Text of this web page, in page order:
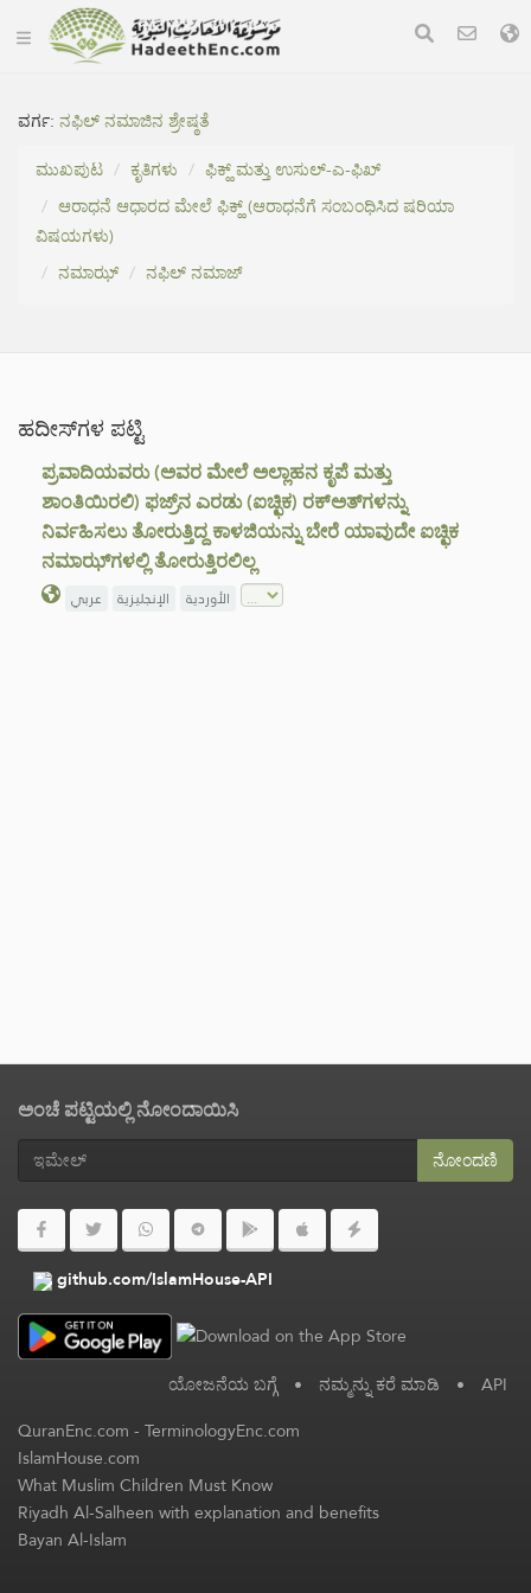
ವರ್ಗ:ನಫಿಲ್‌ ನಮಾಜಿನ ಶ್ರೇಷ್ಠತೆ
ಮುಖಪುಟ
ಕೃತಿಗಳು
ಫಿಕ್ಹ್ ಮತ್ತು ಉಸುಲ್-ಎ-ಫಿಖ್
ಆರಾಧನೆ ಆಧಾರದ ಮೇಲೆ ಫಿಕ್ಹ್ (ಆರಾಧನೆಗೆ ಸಂಬಂಧಿಸಿದ ಷರಿಯಾ
ವಿಷಯಗಳು)
ನಮಾಝ್
ನಫಿಲ್‌ ನಮಾಜ್
ಹದೀಸ್‌ಗಳ ಪಟ್ಟಿ
ಪ್ರವಾದಿಯವರು (ಅವರ ಮೇಲೆ ಅಲ್ಲಾಹನ ಕೃಪೆ ಮತ್ತು
ಶಾಂತಿಯಿರಲಿ) ಫಜ್ರ್‌ನ ಎರಡು (ಐಚ್ಛಿಕ) ರಕ್‌ಅತ್‌ಗಳನ್ನು
ನಿರ್ವಹಿಸಲು ತೋರುತ್ತಿದ್ದ ಕಾಳಜಿಯನ್ನು ಬೇರೆ ಯಾವುದೇ ಐಚ್ಛಿಕ
ನಮಾಝ್‌ಗಳಲ್ಲಿ ತೋರುತ್ತಿರಲಿಲ್ಲ
عربي الإنجليزية الأوردية
ಅಂಚೆ ಪಟ್ಟಿಯಲ್ಲಿ ನೋಂದಾಯಿಸಿ
ನೋಂದಣಿ
github.com/IslamHouse-API
ಯೋಜನೆಯ ಬಗ್ಗೆ • ನಮ್ಮನ್ನು ಕರೆ ಮಾಡಿ • API
QuranEnc.com-TerminologyEnc.com
IslamHouse.com
What Muslim Children Must Know
Riyadh Al-Salheen with explanation and benefits
Bayan Al-Islam